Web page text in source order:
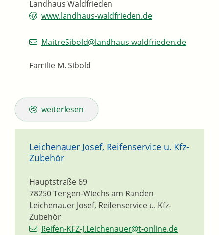
Landhaus Waldfrieden
www.landhaus-waldfrieden.de
MaitreSibold@landhaus-waldfrieden.de
Familie M. Sibold
weiterlesen
Leichenauer Josef, Reifenservice u. Kfz-
Zubehör
Leichenauer Josef, Reifenservice u. Kfz-
Zubehör
Hauptstraße 69
78250Tengen-Wiechs am Randen
Reifen-KFZ-J.Leichenauer@t-online.de